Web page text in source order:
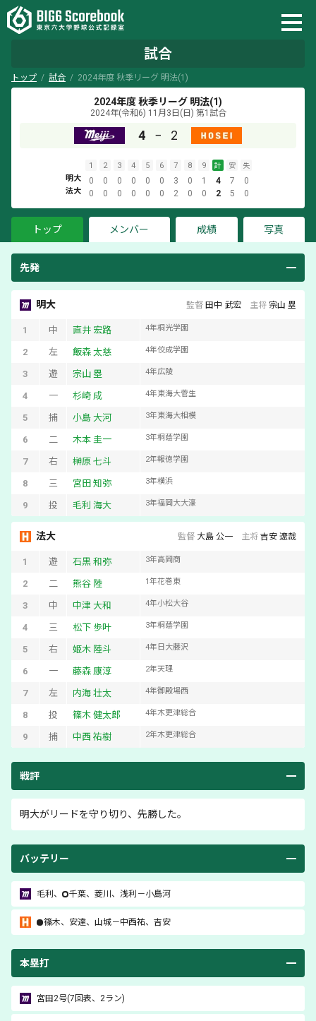
試合
トップ 試合 2024年度 秋季リーグ 明法(1)
2024年度 秋季リーグ 明法(1)
2024年(令和6) 11月3日(日) 第1試合
4 − 2
1 2 3 4 5 6 7 8 9 計 安 失
明大 0 0 0 0 0 0 3 0 1 4 7 0
法大 0 0 0 0 0 0 2 0 0 2 5 0
トップ メンバー 成績 写真
先発
明大 監督 田中 武宏 主将 宗山 塁
1 中 直井 宏路 4年桐光学園
2 左 飯森 太慈 4年佼成学園
3 遊 宗山 塁 4年広陵
4 一 杉崎 成 4年東海大菅生
5 捕 小島 大河 3年東海大相模
6 二 木本 圭一 3年桐蔭学園
7 右 榊原 七斗 2年報徳学園
8 三 宮田 知弥 3年横浜
9 投 毛利 海大 3年福岡大大濠
法大 監督 大島 公一 主将 吉安 遼哉
1 遊 石黒 和弥 3年高岡商
2 二 熊谷 陸 1 年花巻東
3 中 中津 大和 4年小松大谷
4 三 松下 歩叶 3年桐蔭学園
5 右 姫木 陸斗 4年 日大藤沢
6 一 藤森 康淳 2年天理
7 左 内海 壮太 4年御殿場西
8 投 篠木 健太郎 4年木更津総合
9 捕 中西 祐樹 2年木更津総合
戦評
明大がリードを守り切り、先勝した。
バッテリー
毛利 、 千葉、菱川 、浅利 －小島河
篠木、 安達、山城－中西祐、吉安
本塁打
宮田2号(7回表、2ラン)